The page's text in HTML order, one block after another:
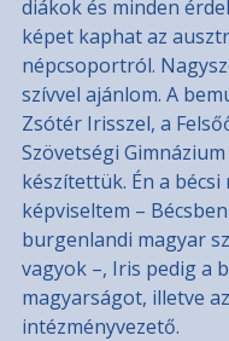
diákok és minden
képet kaphat az
népcsoportról.
szívvel ajánlom. A
Zsótér Irisszel, a
Szövetségi
készítettük. Én a
képviseltem –
burgenlandi magyar
vagyok –, Iris pedig a
magyarságot, illetve
intézményvezető.